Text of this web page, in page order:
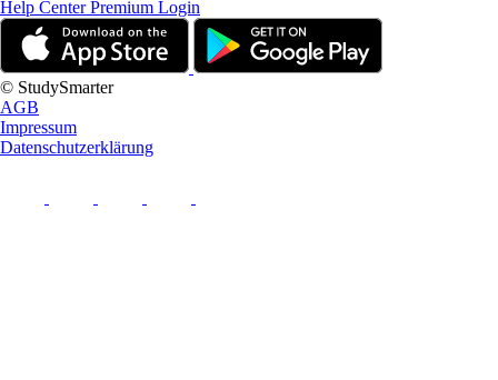
Help CenterPremium Login
© StudySmarter
AGB
Impressum
Datenschutzerklärung